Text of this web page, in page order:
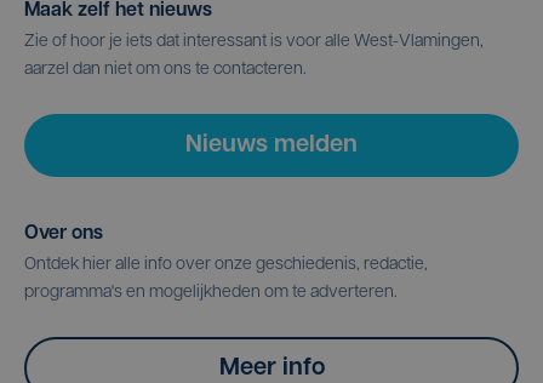
Maak zelf het nieuws
Zie of hoor je iets dat interessant is voor alle West-Vlamingen,
aarzel dan niet om ons te contacteren.
Nieuws melden
Over ons
Ontdek hier alle info over onze geschiedenis, redactie,
programma's en mogelijkheden om te adverteren.
Meer info